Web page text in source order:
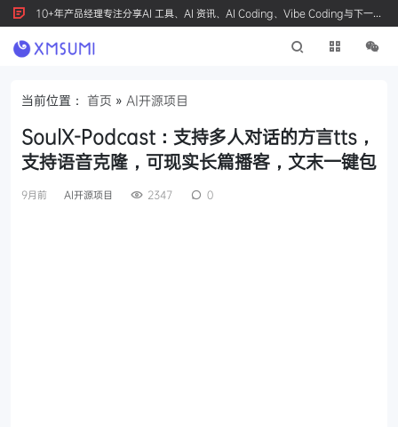
10+年产品经理专注分享AI 工具、AI 资讯、AI Coding、Vibe Coding与下一代
产品创新，按 Ctrl+D 收藏我们
当前位置： 首页 » AI开源项目
SoulX-Podcast：支持多人对话的方言tts，
支持语音克隆，可现实长篇播客，文末一键包
9月前 AI开源项目 2347 0